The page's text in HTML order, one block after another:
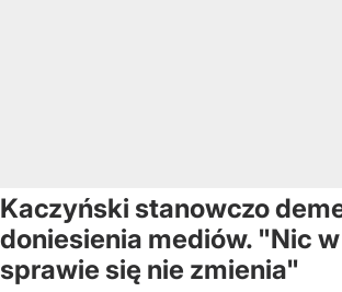
Kaczyński stanowczo
doniesienia mediów. "Nic
sprawie się nie zmienia"